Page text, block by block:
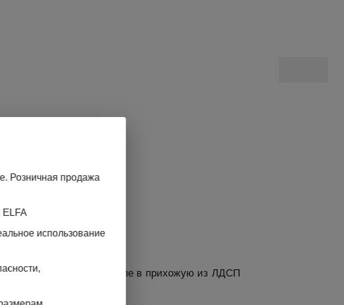
Двери-купе в прихожую из ЛДСП
Розничная продажа
ELFA
использование